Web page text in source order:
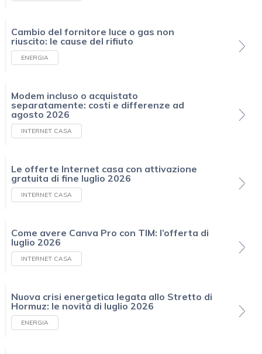
Cambio del fornitore luce o gas non
riuscito: le cause del rifiuto
ENERGIA
Modem incluso o acquistato
separatamente: costi e differenze ad
agosto 2026
INTERNET CASA
Le offerte Internet casa con attivazione
gratuita di fine luglio 2026
INTERNET CASA
Come avere Canva Pro con TIM: l’offerta di
luglio 2026
INTERNET CASA
Nuova crisi energetica legata allo Stretto di
Hormuz: le novità di luglio 2026
ENERGIA